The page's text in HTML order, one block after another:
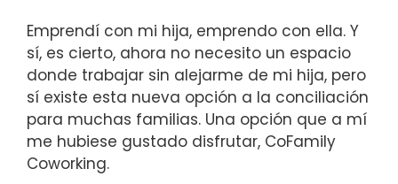
Emprendí con mi hija, emprendo con ella. Y
sí, es cierto, ahora no necesito un espacio
donde trabajar sin alejarme de mi hija, pero
sí existe esta nueva opción a la conciliación
para muchas familias. Una opción que a mí
me hubiese gustado disfrutar, CoFamily
Coworking.